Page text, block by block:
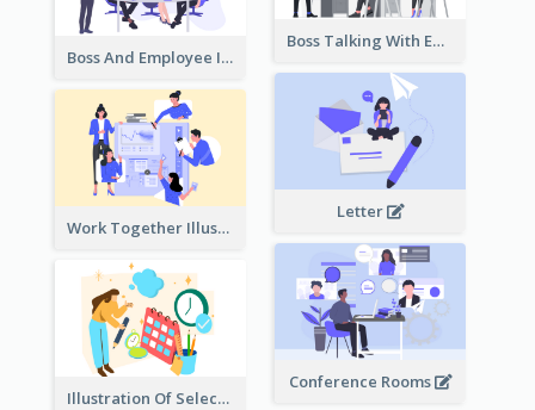
Boss Talking With Employee Illustration
Boss And Employee Illustration
Letter
Work Together Illustration
Conference Rooms
Illustration Of Select Date & Time